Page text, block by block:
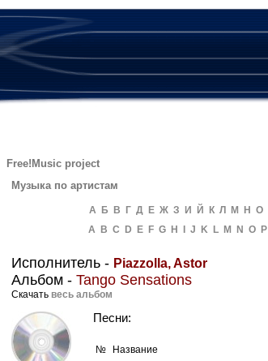
Free!Music project
Музыка по артистам
А Б В Г Д Е Ж З И Й К Л М Н О
A
B C D E F G H J K L M N O P
Исполнитель - Piazzolla, Astor
Альбом -Tango Sensations
Скачать весь альбом
Песни:
№ Название